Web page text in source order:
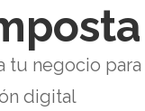
tu negocio para
digital